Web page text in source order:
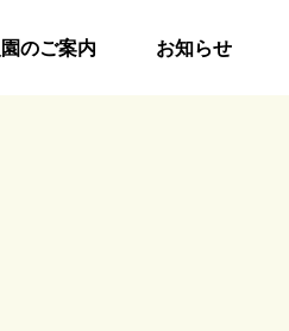
のご案内 お知らせ